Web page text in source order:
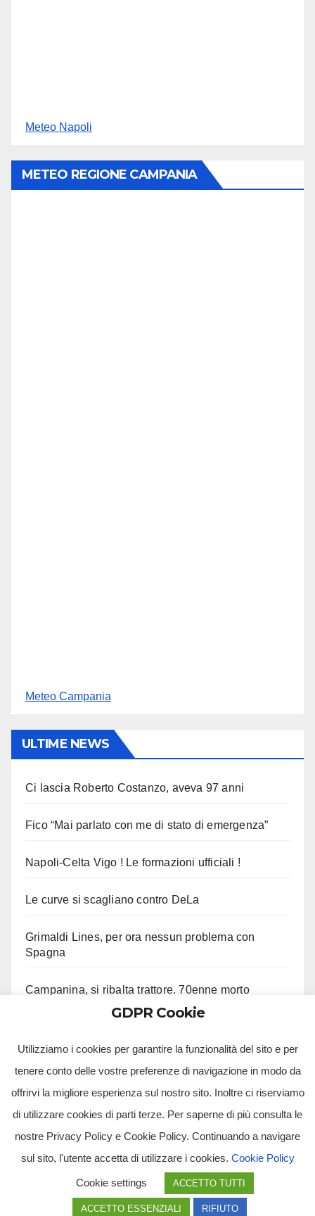
Meteo Napoli
METEO REGIONE CAMPANIA
Meteo Campania
ULTIME NEWS
Ci lascia Roberto Costanzo, aveva 97 anni
Fico “Mai parlato con me di stato di emergenza”
Napoli-Celta Vigo ! Le formazioni ufficiali !
Le curve si scagliano contro DeLa
Grimaldi Lines, per ora nessun problema con
Spagna
Campanina, si ribalta trattore. 70enne morto
Tv Multimidia Srl - Via Giulio Natta, SNC, 80126, Napoli (NA).
giornalistica registrata presso il Tribunale di Santa Maria Capua Vetere CE. Tutti i diritti riservati.
GDPR Cookie
Utilizziamo i cookies per garantire la funzionalità del sito e per
tenere conto delle vostre preferenze di navigazione in modo da
offrirvi la migliore esperienza sul nostro sito. Inoltre ci riserviamo
di utilizzare cookies di parti terze. Per saperne di più consulta le
nostre Privacy Policy e Cookie Policy. Continuando a navigare
sul sito, l'utente accetta di utilizzare i cookies. Cookie Policy
Cookie settings ACCETTO TUTTI
ACCETTO ESSENZIALI RIFIUTO